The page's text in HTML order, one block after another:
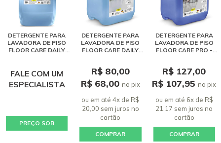
DETERGENTE PARA
LAVADORA DE PISO
FLOOR CARE DAILY
FALE COM UM
ESPECIALISTA
PREÇO SOB
DETERGENTE PARA
LAVADORA DE PISO
FLOOR CARE DAILY
R$ 80,00
R$ 68,00 no pix
ou em até 4x de R$
20,00 sem juros no
cartão
COMPRAR
DETERGENTE PARA
LAVADORA DE PISO
FLOOR CARE PRO -
R$ 127,00
R$ 107,95no pix
ou em até 6x de R$
21,17 sem jurosno
cartão
COMPRAR